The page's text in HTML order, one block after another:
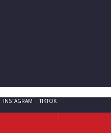
INSTAGRAM TIKTOK